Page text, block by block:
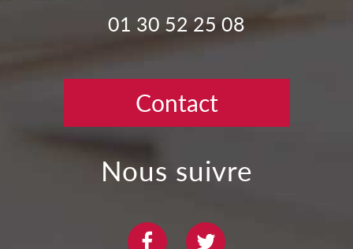
01 30 52 25 08
Contact
nous suivre